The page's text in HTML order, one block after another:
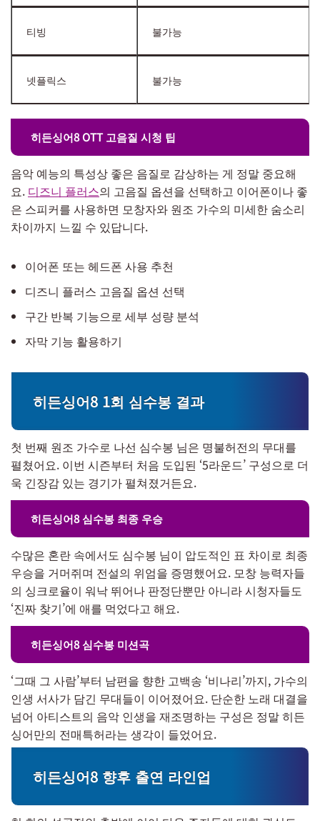
티빙 불가능
넷플릭스 불가능
히든싱어8 OTT 고음질 시청 팁
음악 예능의 특성상 좋은 음질로 감상하는 게 정말 중요해
요. 디즈니 플러스의 고음질 옵션을 선택하고 이어폰이나 좋
은 스피커를 사용하면 모창자와 원조 가수의 미세한 숨소리
차이까지 느낄 수 있답니다.
이어폰 또는 헤드폰 사용 추천
디즈니 플러스 고음질 옵션 선택
구간 반복 기능으로 세부 성량 분석
자막 기능 활용하기
히든싱어8 1회 심수봉 결과
첫 번째 원조 가수로 나선 심수봉 님은 명불허전의 무대를
펼쳤어요. 이번 시즌부터 처음 도입된 ‘5라운드’ 구성으로 더
욱 긴장감 있는 경기가 펼쳐졌거든요.
히든싱어8 심수봉 최종 우승
수많은 혼란 속에서도 심수봉 님이 압도적인 표 차이로 최종
우승을 거머쥐며 전설의 위엄을 증명했어요. 모창 능력자들
의 싱크로율이 워낙 뛰어나 판정단뿐만 아니라 시청자들도
‘진짜 찾기’에 애를 먹었다고 해요.
히든싱어8 심수봉 미션곡
‘그때 그 사람’부터 남편을 향한 고백송 ‘비나리’까지, 가수의
인생 서사가 담긴 무대들이 이어졌어요. 단순한 노래 대결을
넘어 아티스트의 음악 인생을 재조명하는 구성은 정말 히든
싱어만의 전매특허라는 생각이 들었어요.
히든싱어8 향후 출연 라인업